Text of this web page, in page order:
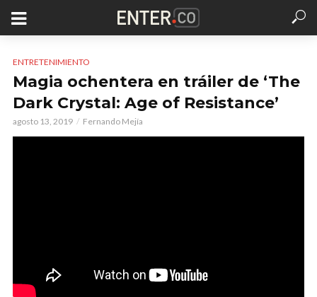
ENTRETENIMIENTO
Magia ochentera en tráiler de ‘The
Dark Crystal: Age of Resistance’
agosto 13, 2019 Fernando Mejía